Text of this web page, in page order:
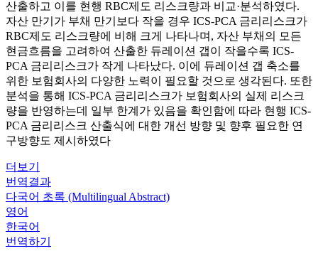
산출하고 이를 현행 RBC제도 리스크량과 비교·분석하였다.
자산 만기가 부채 만기보다 작을 경우 ICS-PCA 금리리스크가
RBC제도 리스크량에 비해 크게 나타나며, 자산 부채의 모든
현금흐름을 고려하여 산출한 듀레이션 갭이 작을수록 ICS-
PCA 금리리스크가 작게 나타났다. 이에 듀레이션 갭 축소를
위한 보험회사의 다양한 노력이 필요할 것으로 생각된다. 또한
분석을 통해 ICS-PCA 금리리스크가 보험회사의 실제 리스크
량을 반영하는데 일부 한계가 있음을 확인함에 따라 현행 ICS-
PCA 금리리스크 산출식에 대한 개선 방향 및 향후 필요한 연
구방향도 제시하였다
더보기
번역결과
다국어 초록 (Multilingual Abstract)
영어
한국어
번역하기